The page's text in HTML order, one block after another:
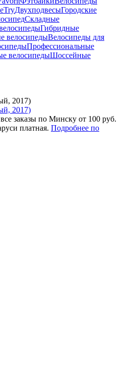
ДвухподвесыГородские
Складные
Гибридные
велосипедыВелосипеды для
Профессиональные
велосипедыШоссейные
2017)
заказы по Минску от 100 руб.
платная. Подробнее по